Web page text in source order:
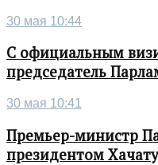
30 мая 10:44
С официальным
председатель
30 мая 10:41
Премьер-министр
президентом